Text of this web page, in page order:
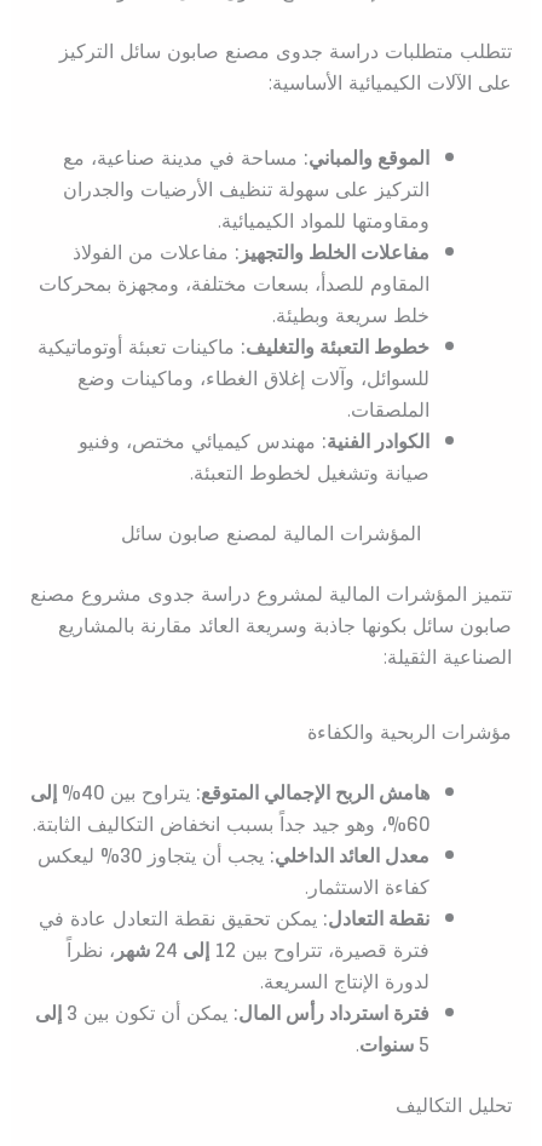
تتطلب متطلبات دراسة جدوى مصنع صابون سائل التركيز
على الآلات الكيميائية الأساسية:
الموقع والمباني:مساحة في مدينة صناعية، مع
التركيز على سهولة تنظيف الأرضيات والجدران
ومقاومتها للمواد الكيميائية.
مفاعلات الخلط والتجهيز:مفاعلات من الفولاذ
المقاوم للصدأ، بسعات مختلفة، ومجهزة بمحركات
خلط سريعة وبطيئة.
خطوط التعبئة والتغليف:ماكينات تعبئة أوتوماتيكية
للسوائل، وآلات إغلاق الغطاء، وماكينات وضع
الملصقات.
الكوادر الفنية:مهندس كيميائي مختص، وفنيو
صيانة وتشغيل لخطوط التعبئة.
المؤشرات المالية لمصنع صابون سائل
تتميز المؤشرات المالية لمشروع دراسة جدوى مشروع مصنع
صابون سائل بكونها جاذبة وسريعة العائد مقارنة بالمشاريع
الصناعية الثقيلة:
مؤشرات الربحية والكفاءة
هامش الربح الإجمالي المتوقع:يتراوح بين
40% إلى
60% ، وهو جيد جداً بسبب انخفاض التكاليف الثابتة.
معدل العائد الداخلي:يجب أن يتجاوز 30% ليعكس
كفاءة الاستثمار.
نقطة التعادل:يمكن تحقيق نقطة التعادل عادة في
فترة قصيرة، تتراوح بين 12 إلى 24 شهر
، نظراً
لدورة الإنتاج السريعة.
فترة استرداد رأس المال:يمكن أن تكون بين 3 إلى
5 سنوات
.
تحليل التكاليف